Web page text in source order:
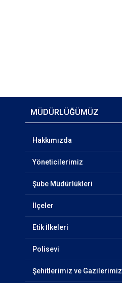
MÜDÜRLÜĞÜMÜZ
Hakkımızda
Yöneticilerimiz
Şube Müdürlükleri
İlçeler
Etik İlkeleri
Polisevi
Şehitlerimiz ve Gazilerimiz